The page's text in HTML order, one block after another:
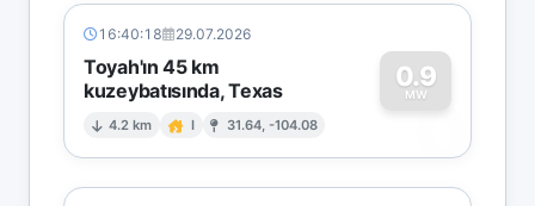
16:40:18 29.07.2026
Toyah'ın 45 km
kuzeybatısında, Texas
4.2 km I 31.64, -104.08
0.9
MW
0